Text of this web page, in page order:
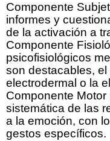
Componente
informes y
de la activación a
Componente
psicofisiológicos
son destacables,
electrodermal o la
Componente
sistemática de las
a la emoción, con
gestos específicos.